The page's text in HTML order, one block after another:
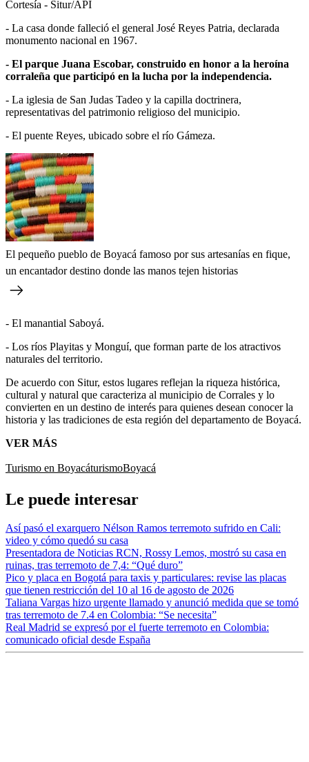
Cortesía - Situr/API
- La casa donde falleció el general José Reyes Patria, declarada
monumento nacional en 1967.
- El parque Juana Escobar, construido en honor a la heroína
corraleña que participó en la lucha por la independencia.
- La iglesia de San Judas Tadeo y la capilla doctrinera,
representativas del patrimonio religioso del municipio.
- El puente Reyes, ubicado sobre el río Gámeza.
El pequeño pueblo de Boyacá famoso por sus artesanías en fique,
un encantador destino donde las manos tejen historias
- El manantial Saboyá.
- Los ríos Playitas y Monguí, que forman parte de los atractivos
naturales del territorio.
De acuerdo con Situr, estos lugares reflejan la riqueza histórica,
cultural y natural que caracteriza al municipio de Corrales y lo
convierten en un destino de interés para quienes desean conocer la
historia y las tradiciones de esta región del departamento de Boyacá.
VER MÁS
Turismo en BoyacáturismoBoyacá
Le puede interesar
Así pasó el exarquero Nélson Ramos terremoto sufrido en Cali:
video y cómo quedó su casa
Presentadora de Noticias RCN, Rossy Lemos, mostró su casa en
ruinas, tras terremoto de 7,4: “Qué duro”
Pico y placa en Bogotá para taxis y particulares: revise las placas
que tienen restricción del 10 al 16 de agosto de 2026
Taliana Vargas hizo urgente llamado y anunció medida que se tomó
tras terremoto de 7.4 en Colombia: “Se necesita”
Real Madrid se expresó por el fuerte terremoto en Colombia:
comunicado oficial desde España